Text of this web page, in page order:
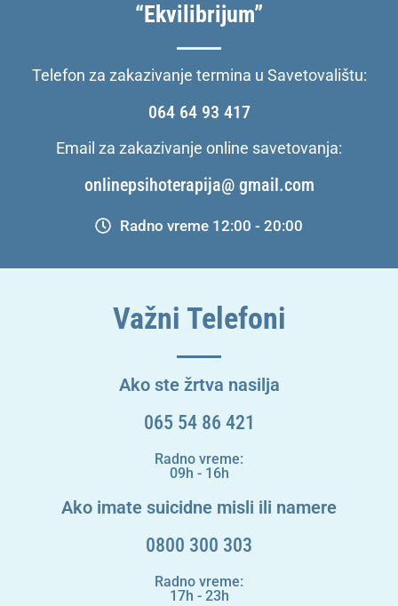
“Ekvilibrijum”
Telefon za zakazivanje termina u Savetovalištu:
064 64 93 417
Email za zakazivanje online savetovanja:
onlinepsihoterapija@ gmail.com
Radno vreme 12:00 - 20:00
Važni Telefoni
Ako ste žrtva nasilja
065 54 86 421
Radno vreme:
09h - 16h
Ako imate suicidne misli ili namere
0800 300 303
Radno vreme:
17h - 23h